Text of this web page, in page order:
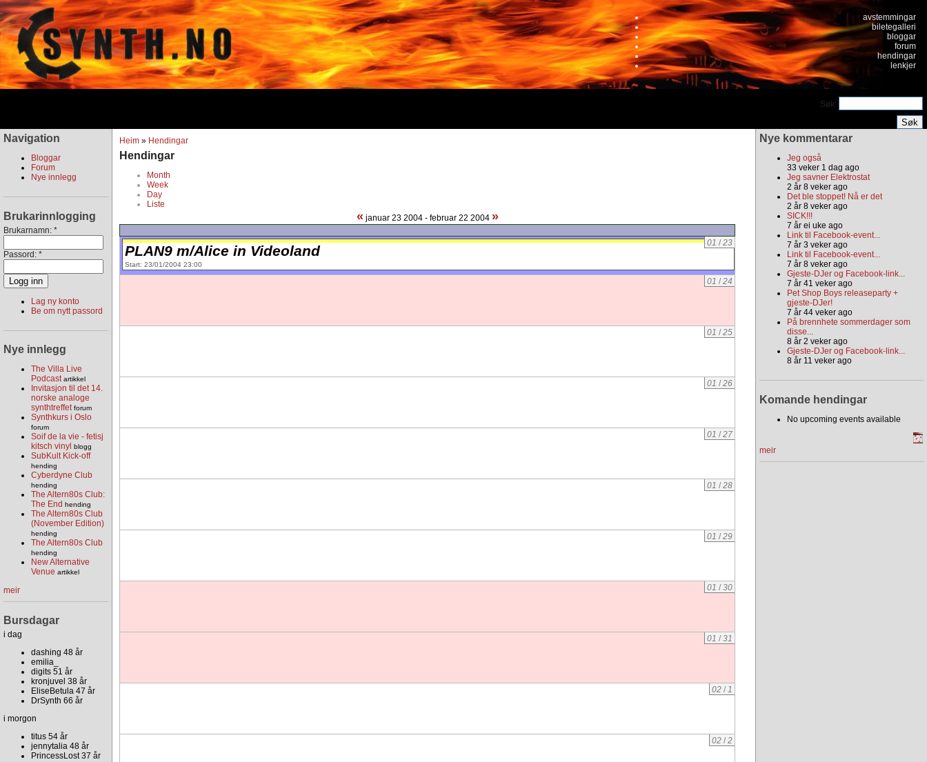
avstemmingar
biletegalleri
bloggar
forum
hendingar
lenkjer
Søk:
Navigation
Bloggar
Forum
Nye innlegg
Brukarinnlogging
Brukarnamn: *
Passord: *
Lag ny konto
Be om nytt passord
Nye innlegg
The Villa Live
Podcastartikkel
Invitasjon til det 14.
norske analoge
synthtreffet forum
Synthkurs i Oslo
forum
Soif de la vie - fetisj
kitsch vinyl
blogg
SubKult Kick-off
hending
Cyberdyne Club
hending
The Altern80s Club:
The End hending
The Altern80s Club
(November Edition)
hending
The Altern80s Club
hending
New Alternative
Venue artikkel
meir
Bursdagar
i dag
dashing 48 år
emilia_
digits 51 år
kronjuvel 38 år
EliseBetula 47 år
DrSynth 66 år
i morgon
titus 54 år
jennytalia 48 år
PrincessLost 37 år
Heim » Hendingar
Hendingar
Month
Week
Day
Liste
« januar 23 2004 - februar 22 2004 »
01 /23
PLAN9 m/Alice in Videoland
Start: 23/01/2004 23:00
01 /24
01 /25
01 /26
01 /27
01 /28
01 /29
01 /30
01 /31
02/ 1
02/2
Nye kommentarar
Jeg også
33 veker 1 dag ago
Jeg savner Elektrostat
2 år 8 veker ago
Det ble stoppet! Nå er det
2 år 8 veker ago
SICK!!!
7 år ei uke ago
Link til Facebook-event...
7 år 3 veker ago
Link til Facebook-event...
7 år 8 veker ago
Gjeste-DJer og Facebook-link...
7 år 41 veker ago
Pet Shop Boys releaseparty +
gjeste-DJer!
7 år 44 veker ago
På brennhete sommerdager som
disse...
8 år 2 veker ago
Gjeste-DJer og Facebook-link...
8 år 11 veker ago
Komande hendingar
No upcoming events available
meir